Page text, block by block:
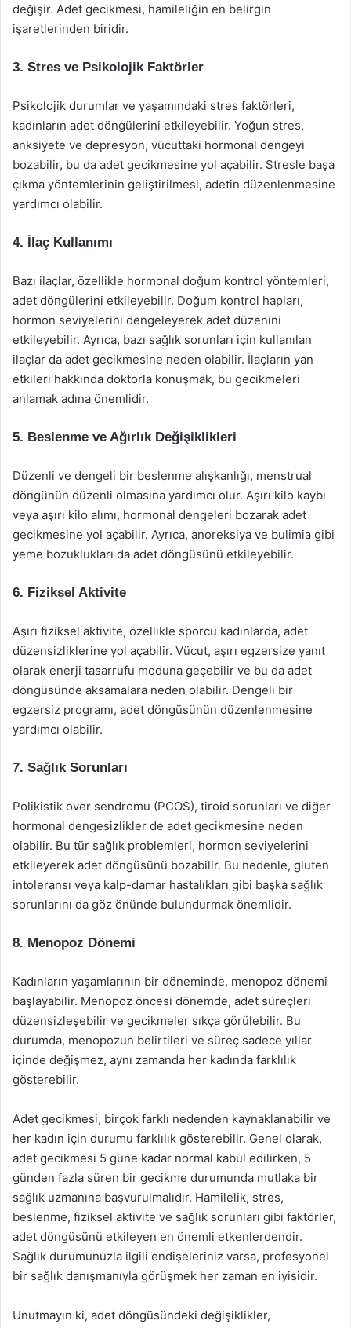
değişir. Adet gecikmesi, hamileliğin en belirgin
işaretlerinden biridir.
3. Stres ve Psikolojik Faktörler
Psikolojik durumlar ve yaşamındaki stres faktörleri,
kadınların adet döngülerini etkileyebilir. Yoğun stres,
anksiyete ve depresyon, vücuttaki hormonal dengeyi
bozabilir, bu da adet gecikmesine yol açabilir. Stresle başa
çıkma yöntemlerinin geliştirilmesi, adetin düzenlenmesine
yardımcı olabilir.
4. İlaç Kullanımı
Bazı ilaçlar, özellikle hormonal doğum kontrol yöntemleri,
adet döngülerini etkileyebilir. Doğum kontrol hapları,
hormon seviyelerini dengeleyerek adet düzenini
etkileyebilir. Ayrıca, bazı sağlık sorunları için kullanılan
ilaçlar da adet gecikmesine neden olabilir. İlaçların yan
etkileri hakkında doktorla konuşmak, bu gecikmeleri
anlamak adına önemlidir.
5. Beslenme ve Ağırlık Değişiklikleri
Düzenli ve dengeli bir beslenme alışkanlığı, menstrual
döngünün düzenli olmasına yardımcı olur. Aşırı kilo kaybı
veya aşırı kilo alımı, hormonal dengeleri bozarak adet
gecikmesine yol açabilir. Ayrıca, anoreksiya ve bulimia gibi
yeme bozuklukları da adet döngüsünü etkileyebilir.
6. Fiziksel Aktivite
Aşırı fiziksel aktivite, özellikle sporcu kadınlarda, adet
düzensizliklerine yol açabilir. Vücut, aşırı egzersize yanıt
olarak enerji tasarrufu moduna geçebilir ve bu da adet
döngüsünde aksamalara neden olabilir. Dengeli bir
egzersiz programı, adet döngüsünün düzenlenmesine
yardımcı olabilir.
7. Sağlık Sorunları
Polikistik over sendromu (PCOS), tiroid sorunları ve diğer
hormonal dengesizlikler de adet gecikmesine neden
olabilir. Bu tür sağlık problemleri, hormon seviyelerini
etkileyerek adet döngüsünü bozabilir. Bu nedenle, gluten
intoleransı veya kalp-damar hastalıkları gibi başka sağlık
sorunlarını da göz önünde bulundurmak önemlidir.
8. Menopoz Dönemi
Kadınların yaşamlarının bir döneminde, menopoz dönemi
başlayabilir. Menopoz öncesi dönemde, adet süreçleri
düzensizleşebilir ve gecikmeler sıkça görülebilir. Bu
durumda, menopozun belirtileri ve süreç sadece yıllar
içinde değişmez, aynı zamanda her kadında farklılık
gösterebilir.
Adet gecikmesi, birçok farklı nedenden kaynaklanabilir ve
her kadın için durumu farklılık gösterebilir. Genel olarak,
adet gecikmesi 5 güne kadar normal kabul edilirken, 5
günden fazla süren bir gecikme durumunda mutlaka bir
sağlık uzmanına başvurulmalıdır. Hamilelik, stres,
beslenme, fiziksel aktivite ve sağlık sorunları gibi faktörler,
adet döngüsünü etkileyen en önemli etkenlerdendir.
Sağlık durumunuzla ilgili endişeleriniz varsa, profesyonel
bir sağlık danışmanıyla görüşmek her zaman en iyisidir.
Unutmayın ki, adet döngüsündeki değişiklikler,